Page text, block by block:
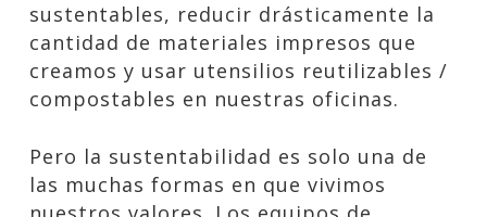
sustentables, reducir drásticamente la
cantidad de materiales impresos que
creamos y usar utensilios reutilizables /
compostables en nuestras oficinas.
Pero la sustentabilidad es solo una de
las muchas formas en que vivimos